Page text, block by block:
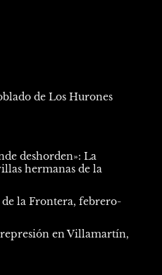
de Los Hurones
deshorden»: La
hermanas de la
la Frontera, febrero-
en Villamartín,